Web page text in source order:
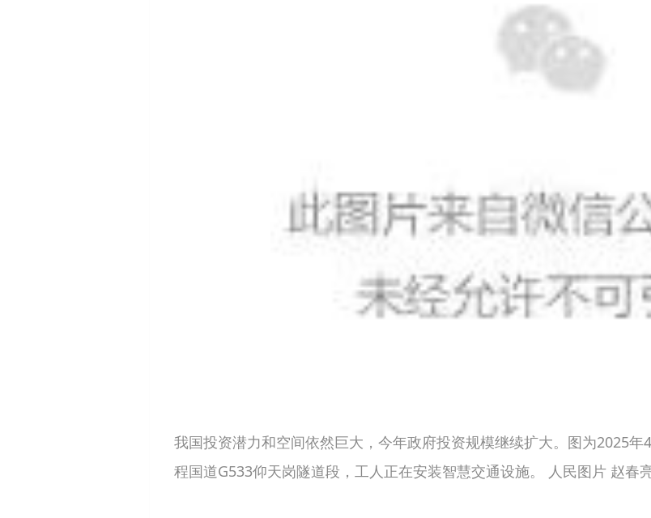
我国投资潜力和空间依然巨大，今年政府投资规模继续扩大。图为2025
程国道G533仰天岗隧道段，工人正在安装智慧交通设施。 人民图片 赵春